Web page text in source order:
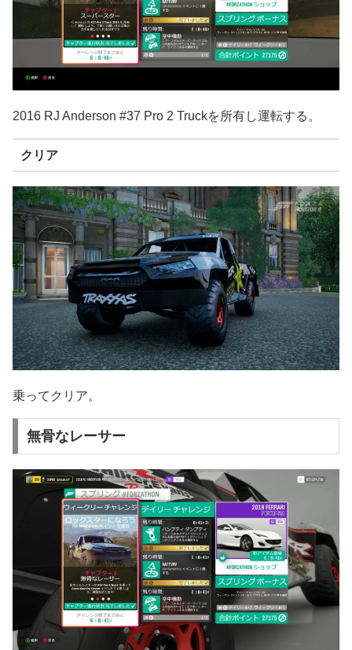
2016 RJ Anderson #37 Pro 2 Truckを所有し運転する。
クリア
乗ってクリア。
無骨なレーサー